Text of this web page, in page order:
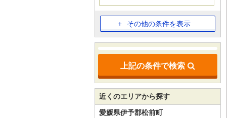
その他の条件を表示
上記の条件で検索
近くのエリアから探す
愛媛県伊予郡松前町